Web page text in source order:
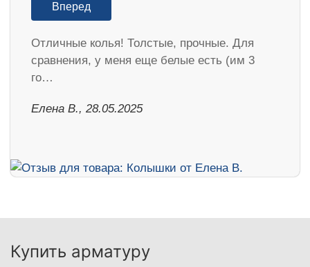
Вперед
Отличные колья! Толстые, прочные. Для
сравнения, у меня еще белые есть (им 3
го…
Елена В., 28.05.2025
Купить арматуру